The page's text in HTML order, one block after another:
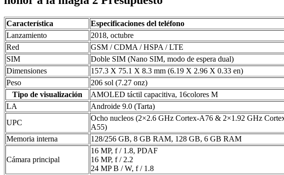
Característica
Especificaciones del teléfono
Lanzamiento
2018, octubre
Red
GSM / CDMA / HSPA / LTE
SIM
Doble SIM (Nano SIM, modo de espera dual)
Dimensiones
157.3 X 75.1 X 8.3 mm (6.19 X 2.96 X 0.33 en)
Peso
206 sol (7.27 onz)
Tipo de visualización
AMOLED táctil capacitiva, 16colores M
LA
Androide 9.0 (Tarta)
UPC
Ocho nucleos (2×2.6 GHz Cortex-A76 & 2×1.92 GHz
A55)
Memoria interna
128/256 GB, 8 GB RAM, 128 GB, 6 GB RAM
Cámara principal
16 MP, f / 1.8, PDAF
16 MP, f / 2.2
24 MP B / W, f / 1.8